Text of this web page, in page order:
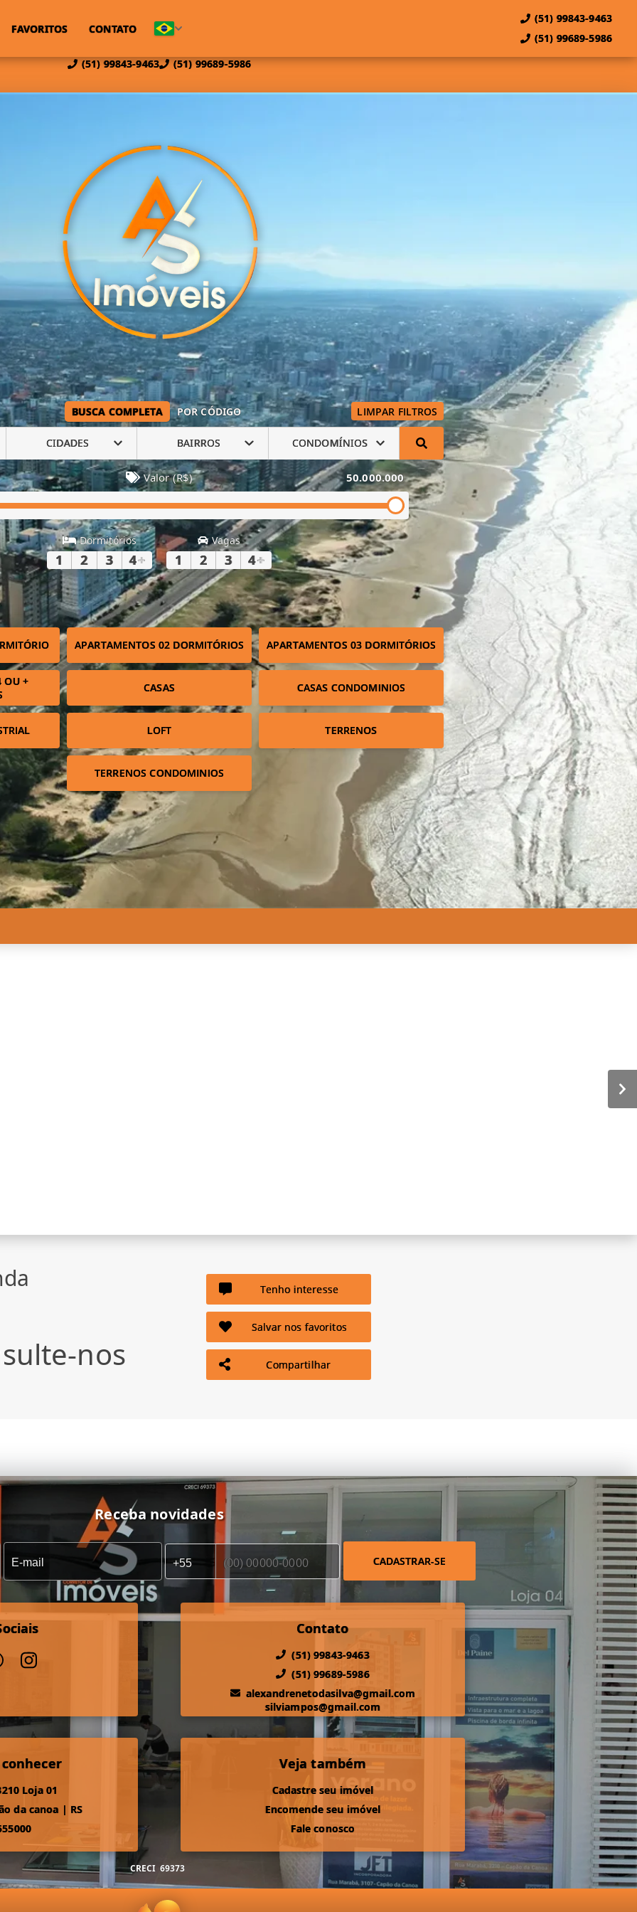
(51) 99843-9463 (51) 99689-5986
FAVORITOS CONTATO
(51) 99843-9463
(51) 99689-5986
BUSCA COMPLETA POR CÓDIGO LIMPAR FILTROS
CIDADES BAIRROS CONDOMÍNIOS
Valor (R$) 50.000.000
Dormitórios
1 2 3 4+
Vagas
1 2 3 4+
APARTAMENTOS 02 DORMITÓRIOS APARTAMENTOS 03 DORMITÓRIOS
OU +
CASAS CASAS CONDOMINIOS
LOFT TERRENOS
TERRENOS CONDOMINIOS
nos
Tenho interesse
Salvar nos favoritos
Compartilhar
Receba novidades
CADASTRAR-SE
Contato
(51) 99843-9463
(51) 99689-5986
alexandrenetodasilva@gmail.com
silviampos@gmail.com
Loja 01
da canoa | RS
Veja também
Cadastre seu imóvel
Encomende seu imóvel
Fale conosco
CRECI 69373